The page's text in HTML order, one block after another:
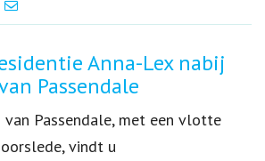
Anna-Lex nabij
Passendale
Passendale, met een vlotte
vindt u